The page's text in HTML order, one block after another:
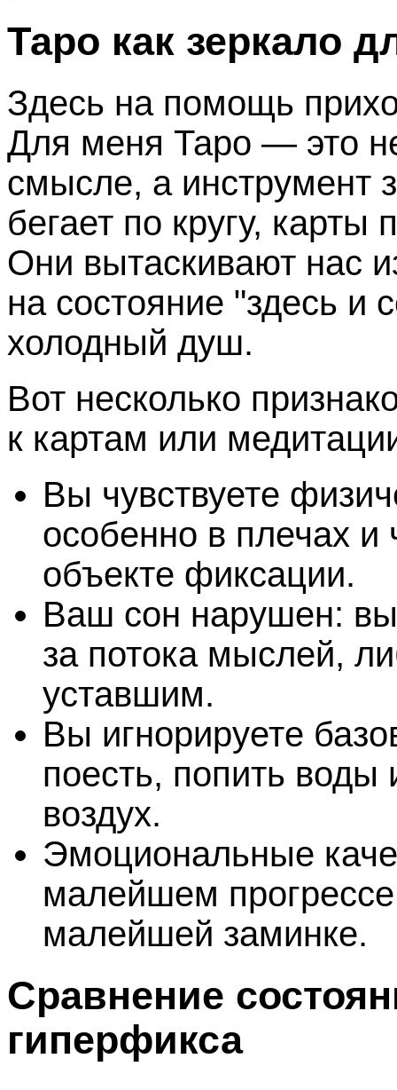
Таро как зеркало
Здесь на помощь
Для меня Таро — это
смысле, а инструмент
бегает по кругу, карты
Они вытаскивают нас
на состояние "здесь и
холодный душ.
Вот несколько
к картам или
Вы чувствуете
особенно в плечах и
объекте фиксации.
Ваш сон нарушен:
за потока мыслей,
уставшим.
Вы игнорируете
поесть, попить
воздух.
Эмоциональные
малейшем
малейшей заминке.
Сравнение
гиперфикса